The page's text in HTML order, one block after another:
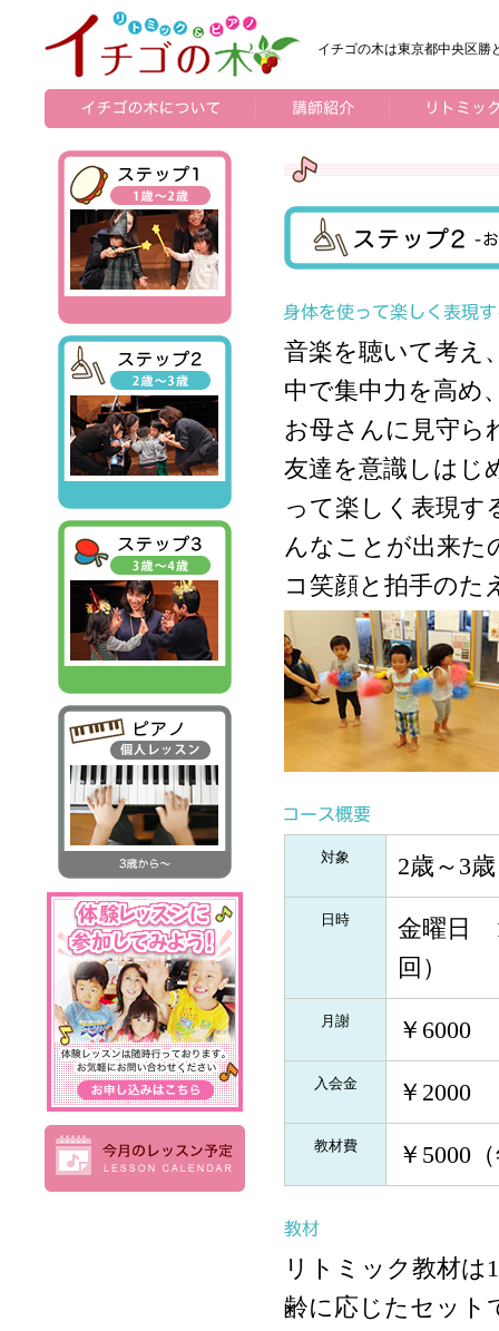
イチゴの木は東京都中央区勝
音楽を聴いて考え
中で集中力を高め
お母さんに見守ら
友達を意識しはじ
って楽しく表現す
んなことが出来た
コ笑顔と拍手のた
対象 2歳～3
日時
金曜日
回）
月謝 ￥6000
入会金 ￥2000
教材費 ￥5000
リトミック教材は
齢に応じたセット